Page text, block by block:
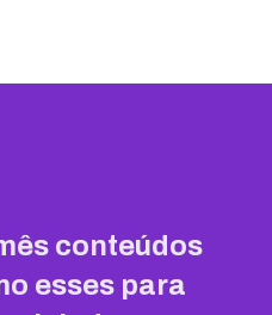
conteúdos
esses para